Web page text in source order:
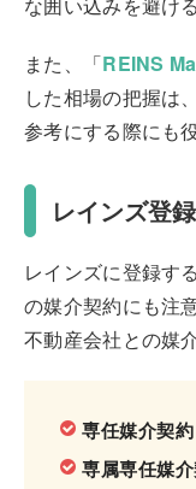
な囲い込みを避け
また、「REINS
した相場の把握は
参考にする際にも
レインズ登
レインズに登録す
の媒介契約にも注
不動産会社との媒
専任媒介契約
専属専任媒